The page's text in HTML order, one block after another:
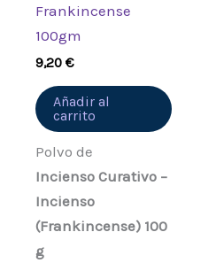
Frankincense
100gm
9,20€
Añadir al
carrito
Polvo de
Incienso Curativo –
Incienso
(Frankincense) 100
g